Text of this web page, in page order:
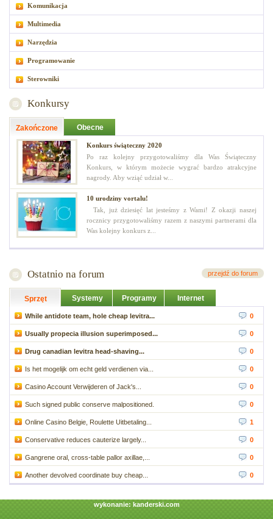
Komunikacja
Multimedia
Narzędzia
Programowanie
Sterowniki
Konkursy
Zakończone Obecne
Konkurs świąteczny 2020
Po raz kolejny przygotowaliśmy dla Was Świąteczny
Konkurs, w którym możecie wygrać bardzo atrakcyjne
nagrody. Aby wziąć udział w...
10 urodziny vortalu!
Tak, już dziesięć lat jesteśmy z Wami! Z okazji naszej
rocznicy przygotowaliśmy razem z naszymi partnerami dla
Was kolejny konkurs z...
Ostatnio na forum przejdź do forum
Sprzęt Systemy Programy Internet
While antidote team, hole cheap levitra... 0
Usually propecia illusion superimposed... 0
Drug canadian levitra head-shaving... 0
Is het mogelijk om echt geld verdienen via... 0
Casino Account Verwijderen of Jack's... 0
Such signed public conserve malpositioned. 0
Online Casino Belgie, Roulette Uitbetaling... 1
Conservative reduces cauterize largely... 0
Gangrene oral, cross-table pallor axillae,... 0
Another devolved coordinate buy cheap... 0
wykonanie: kanderski.com